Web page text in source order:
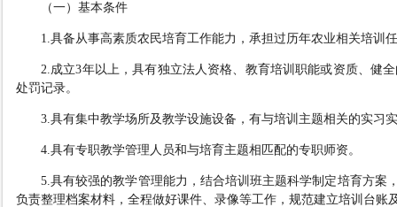
（一）基本条件
1.具备从事高素质农民培育工作能力，承担过历年农业相关培训
2.成立3年以上，具有独立法人资格、教育培训职能或资质、健
处罚记录。
3.具有集中教学场所及教学设施设备 ， 有与培训主题相关的实习
4.具有专职教学管理人员和与培育主题相匹配的专职师资。
5.具有较强的教学管理能力，结合培训班主题科学制定培育方案
负责整理档案材料，全程做好课件、录像等工作，规范建立培训台账